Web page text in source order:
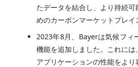
たデータを結合し、より持続
めのカーボンマーケットプレイ
2023年8月、Bayerは気候フィ
機能を追加しました。これに
アプリケーションの性能をよ